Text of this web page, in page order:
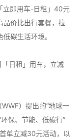
立即用车-日租」40元
品价比出行套餐，拉
碳生活环境。
日租」用车，立减
）提出的“地球一
保、节能、低碳行”
单立减30元活动，以